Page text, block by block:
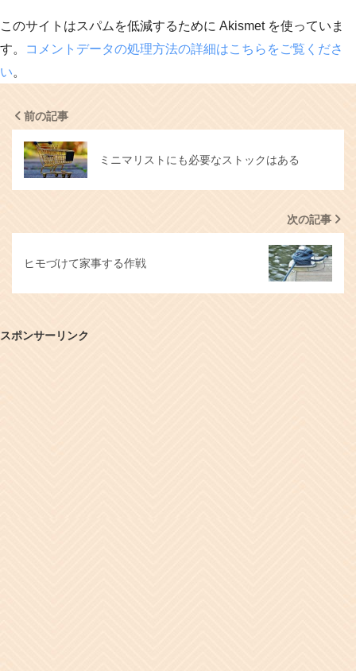
このサイトはスパムを低減するために Akismet を使っていま
す。
コメントデータの処理方法の詳細はこちらをご覧くださ
い。
前の記事
ミニマリストにも必要なストックはある
次の記事
ヒモづけて家事する作戦
スポンサーリンク